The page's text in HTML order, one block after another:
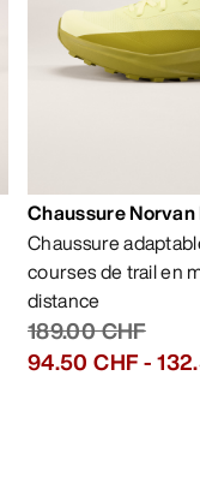
Chaussure
Chaussure
courses de trail en
distance
189.00 CHF
94.50 CHF-